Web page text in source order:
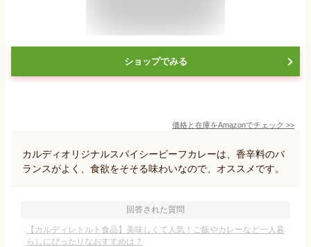
ショップでみる
価格と在庫をAmazonでチェック >>
カルディオリジナルスパイシービーフカレーは、香辛料のバ
ランスがよく、食欲をそそる味わいなので、オススメです。
回答された質問
【カルディレトルト食品】美味しくて人気！ご飯やカレーなど一人暮
らしにぴったりなおすすめは？